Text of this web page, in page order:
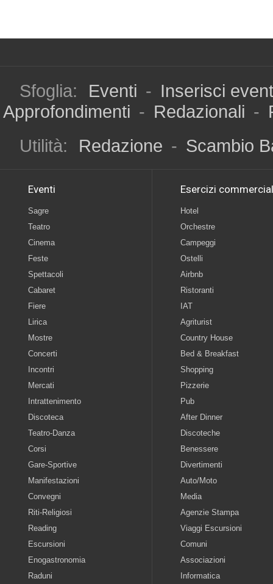
Sfoglia: Eventi - Inserisci
Approfondimenti - Redazionali -
Utilità:
Redazione - Scambio
Eventi
Sagre
Teatro
Cinema
Feste
Spettacoli
Cabaret
Fiere
Lirica
Mostre
Concerti
Incontri
Mercati
Intrattenimento
Discoteca
Teatro-Danza
Corsi
Gare-Sportive
Manifestazioni
Convegni
Riti-Religiosi
Reading
Escursioni
Enogastronomia
Raduni
Esercizi
Hotel
Orchestre
Campeggi
Ostelli
Airbnb
Ristoranti
IAT
Agriturist
Country House
Bed & Breakfast
Shopping
Pizzerie
Pub
After Dinner
Discoteche
Benessere
Divertimenti
Auto/Moto
Media
Agenzie Stampa
Viaggi Escursioni
Comuni
Associazioni
Informatica